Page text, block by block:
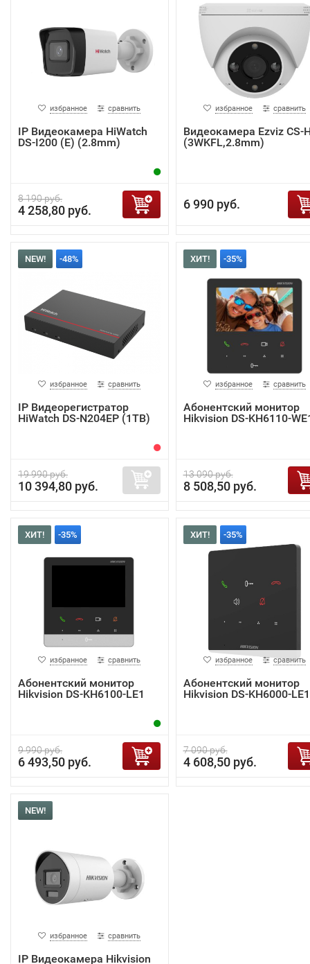
избранное сравнить
IP Видеокамера HiWatch
DS-I200 (E) (2.8mm)
8 190 руб.
4 258,80 руб.
избранное сравнить
Видеокамера Ezviz CS-
(3WKFL,2.8mm)
6 990 руб.
NEW! -48%
избранное сравнить
IP Видеорегистратор
HiWatch DS-N204EP (1TB)
19 990 руб.
10 394,80 руб.
ХИТ! -35%
избранное сравнить
Абонентский монитор
Hikvision DS-KH6110-
13 090 руб.
8 508,50 руб.
ХИТ! -35%
избранное сравнить
Абонентский монитор
Hikvision DS-KH6100-LE1
9 990 руб.
6 493,50 руб.
ХИТ! -35%
избранное сравнить
Абонентский монитор
Hikvision DS-KH6000-LE1
7 090 руб.
4 608,50 руб.
NEW!
избранное сравнить
IP Видеокамера Hikvision